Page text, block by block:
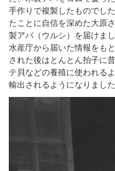
手作りで複製したものでし
たことに自信を深めた大原
製アバ（ウルシ）を届けま
水産庁から届いた情報をも
された後はとんとん拍子に
テ貝などの養殖に使われる
輸出されるようになりました